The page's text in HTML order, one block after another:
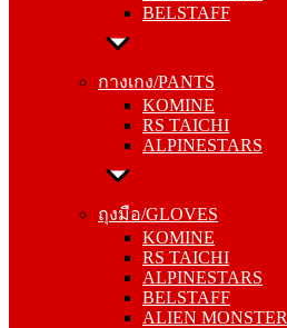
BELSTAFF
กางเกง/PANTS
KOMINE
RS TAICHI
ALPINESTARS
ถุงมือ/GLOVES
KOMINE
RS TAICHI
ALPINESTARS
BELSTAFF
ALIEN MONSTER
กางเกง/PANTS
RS TAICHI
ALPINESTARS
ถุงมือ/GLOVES
RS TAICHI
ALPINESTARS
BELSTAFF
ALIEN MONSTER